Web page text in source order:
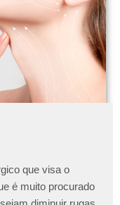
que visa o
é muito procurado